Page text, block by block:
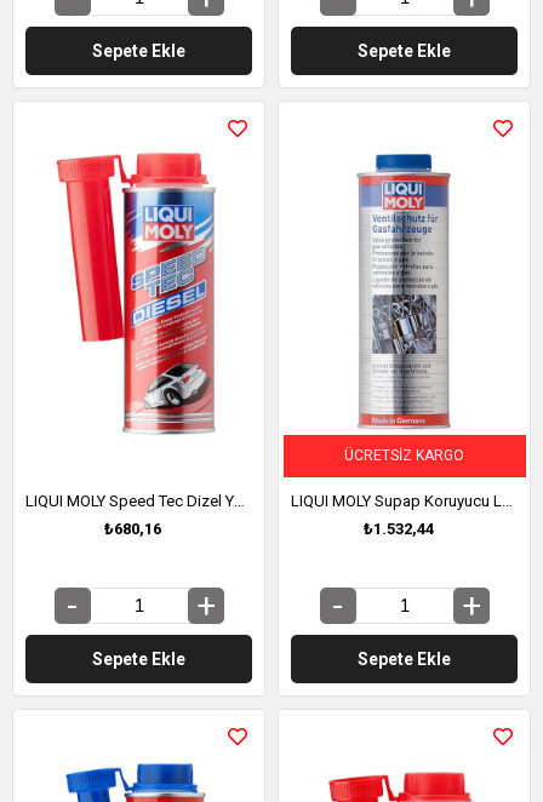
Sepete Ekle Sepete Ekle
LIQUI MOLY Speed Tec Dizel Yakıt Katkısı 250 ml (3722)
₺680,16
Sepete Ekle
LIQUI MOLY Supap Koruyucu LPG'li Araçlar 1 l. (4012)
₺1.532,44
Sepete Ekle
ÜCRETSIZ KARGO